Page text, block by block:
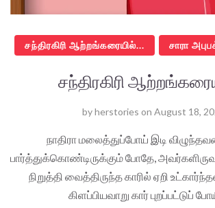
சந்திரகிரி ஆற்றங்கரையில்... சாரா
சந்திரகிரி
byherstories on August 18,
நாதிரா மலைத்துப்போய் இடி
பார்த்துக்கொண்டிருக்கும் போதே,
நிறுத்தி வைத்திருந்த காரில் ஏறி
கிளப்பியவாறு கார் புறப்பட்டுப்